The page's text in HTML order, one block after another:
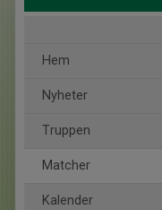
Hem
Nyheter
Truppen
Matcher
Kalender